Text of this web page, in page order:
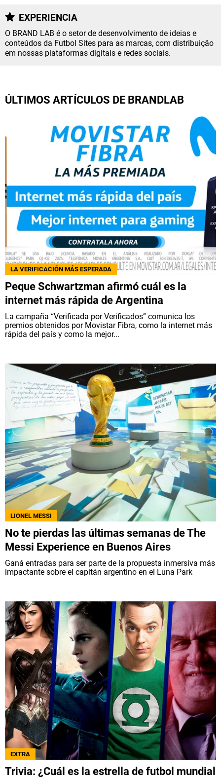
NETFLIX
PRIME VIDEO
PASATIEMPOS
SPOILER US
QUIENES SOMOS | STAFF | CONTACTO |
Escribe en Spoiler
Términos y Condiciones
Políticas de Privacidad
Bolavip, al igual que Futbol Sites, es una
EXPERIENCIA
O BRAND LAB é o setor de desenvolvimento de ideias e
conteúdos da Futbol Sites para as marcas, com distribuição
em nossas plataformas digitais e redes sociais.
ÚLTIMOS ARTÍCULOS DE BRANDLAB
LA VERIFICACIÓN MÁS ESPERADA
Peque Schwartzman afirmó cuál es la
internet más rápida de Argentina
La campaña “Verificada por Verificados” comunica los
premios obtenidos por Movistar Fibra, como la internet más
rápida del país y como la mejor...
LIONEL MESSI
No te pierdas las últimas semanas de The
Messi Experience en Buenos Aires
Ganá entradas para ser parte de la propuesta inmersiva más
impactante sobre el capitán argentino en el Luna Park
EXTRA
Trivia: ¿Cuál es la estrella de futbol mundial